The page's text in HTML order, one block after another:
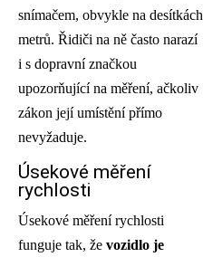
snímačem, obvykle na desítkách
metrů. Řidiči na ně často narazí
i s dopravní značkou
upozorňující na měření, ačkoliv
zákon její umístění přímo
nevyžaduje.
Úsekové měření
rychlosti
Úsekové měření rychlosti
funguje tak, že vozidlo je